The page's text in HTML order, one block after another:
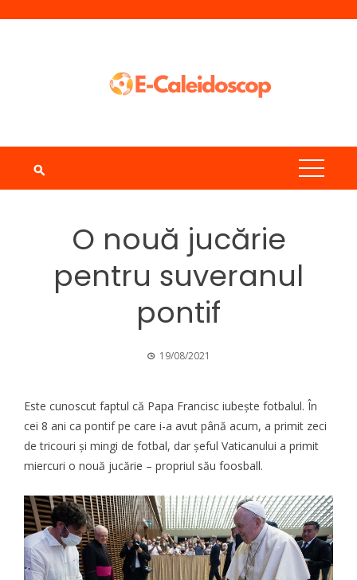
O nouă jucărie
pentru suveranul
pontif
19/08/2021
Este cunoscut faptul că Papa Francisc iubește fotbalul. În
cei 8 ani ca pontif pe care i-a avut până acum, a primit zeci
de tricouri și mingi de fotbal, dar șeful Vaticanului a primit
miercuri o nouă jucărie – propriul său foosball.